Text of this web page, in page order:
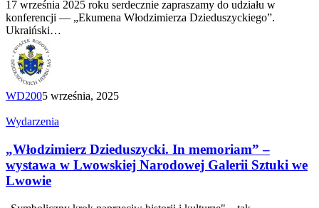
Uniwersytecie
Katolickim
we
Lwowie
17 września 2025 roku serdecznie zapraszamy do udziału w
konferencji — „Ekumena Włodzimierza Dzieduszyckiego”.
Ukraiński…
WD2005 września, 2025
„Włodzimierz
In
memoriam”
–
wystawa
Wydarzenia
„Włodzimierz Dzieduszycki. In memoriam” –
wystawa w Lwowskiej Narodowej Galerii Sztuki we
Lwowie